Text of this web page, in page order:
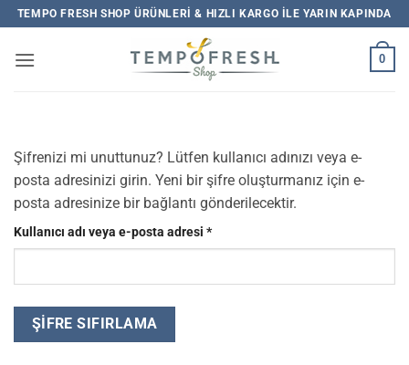
İçeriğe
atla
TEMPO FRESH SHOP ÜRÜNLERI & HIZLI KARGO ILE YARIN KAPINDA
0
Şifrenizi mi unuttunuz? Lütfen kullanıcı adınızı veya e-
posta adresinizi girin. Yeni bir şifre oluşturmanız için e-
posta adresinize bir bağlantı gönderilecektir.
Kullanıcı adı veya e-posta adresi *Gerekli
ŞIFRE SIFIRLAMA